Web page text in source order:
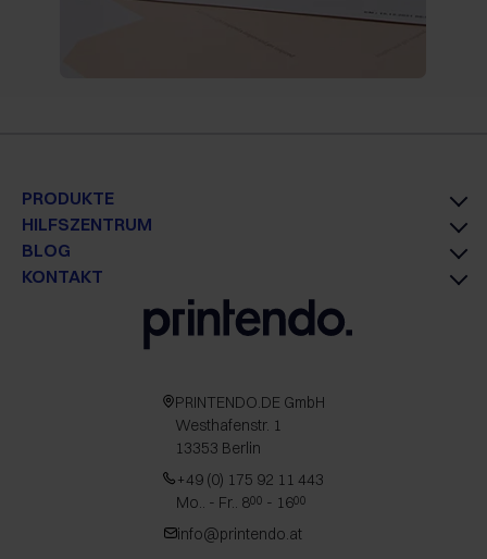
PRODUKTE
HILFSZENTRUM
BLOG
KONTAKT
PRINTENDO.DE GmbH
Westhafenstr. 1
13353 Berlin
+49 (0) 175 92 11 443
Mo.. - Fr.. 800 - 1600
info@printendo.at